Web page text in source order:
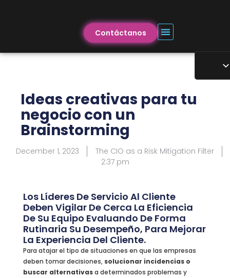
Contáctanos
Ideas creativas para tu
negocio con un
Brainstorming
December 1, 2023
The CIO as a Risk Mitigation Filter
2:37 pm
Los Líderes De Servicio Al Cliente
Deben Vigilar De Cerca La Eficiencia
De Su Equipo Evaluando De Forma
Rutinaria Su Desempeño, Para Mejorar
La Experiencia Del Cliente.
Para atajar el tipo de situaciones en que las empresas
deben tomar decisiones, solucionar incidencias o
buscar alternativasa determinados problemas y